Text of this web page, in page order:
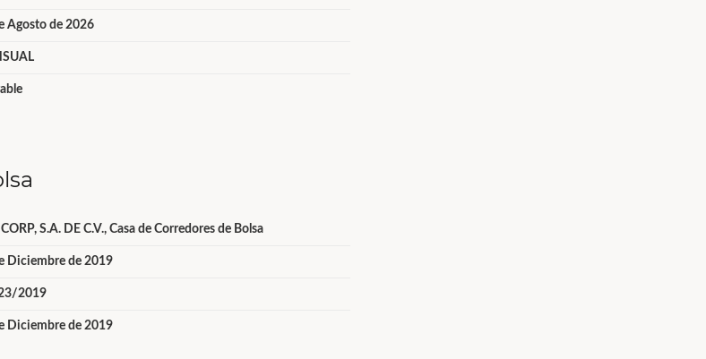
Agosto de 2026
S.A. DE C.V., Casa de Corredores de Bolsa
Diciembre de 2019
2019
Diciembre de 2019